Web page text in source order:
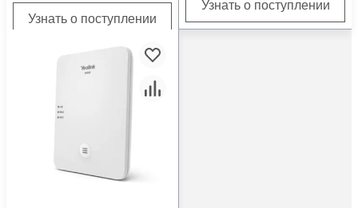
Узнать о поступлении
Узнать о поступлении